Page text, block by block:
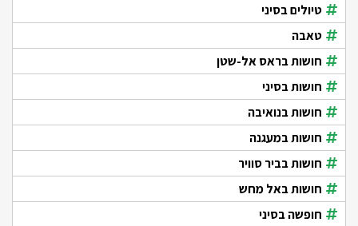
טיולים בסיני
טאבה
חושות בראס אל-שטן
חושות בסיני
חושות בנואיבה
חושות במעגנה
חושות בביר סוויר
חושות באל מחש
חופשה בסיני